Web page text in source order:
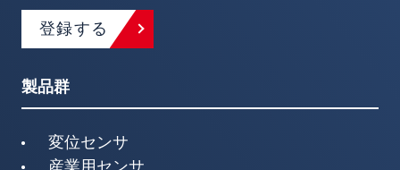
登録する
製品群
変位センサ